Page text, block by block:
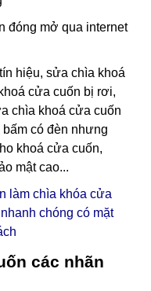
đóng mở qua internet
hiệu, sửa chìa khoá
cửa cuốn bị rơi,
chìa khoá cửa cuốn
có đèn nhưng
khoá cửa cuốn,
mật cao...
làm chìa khóa cửa
nhanh chóng có mặt
các nhãn